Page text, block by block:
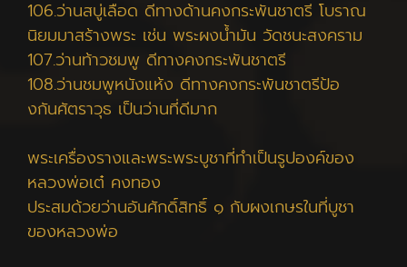
106.ว่านสบู่เลือด ดีทางด้านคงกระพันชาตรี โบราณ
นิยมมาสร้างพระ เช่น พระผงน้ำมัน วัดชนะสงคราม
107.ว่านท้าวชมพู ดีทางคงกระพันชาตรี
108.ว่านชมพูหนังแห้ง ดีทางคงกระพันชาตรีป้อ
งกันศัตราวุธ เป็นว่านที่ดีมาก
พระเครื่องรางและพระพระบูชาที่ทำเป็นรูปองค์ของ
หลวงพ่อเต๋ คงทอง
ประสมด้วยว่านอันศักดิ์สิทธิ์ ๑ กับผงเกษรในที่บูชา
ของหลวงพ่อ